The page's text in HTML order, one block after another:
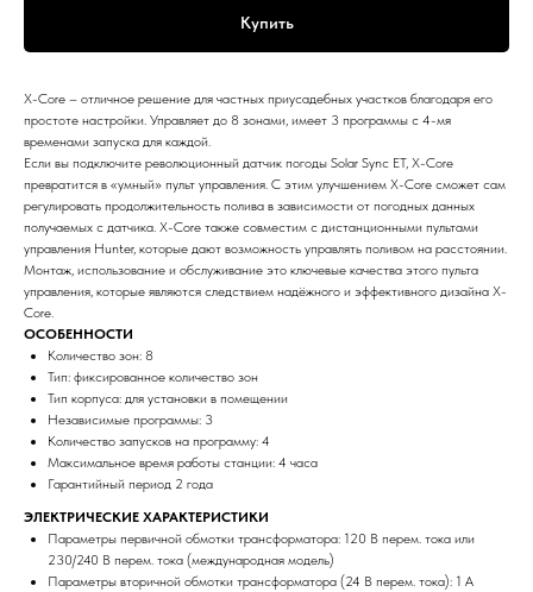
Купить
X-Core – отличное решение для частных приусадебных участков благодаря его
простоте настройки. Управляет до 8 зонами, имеет 3 программы с 4-мя
временами запуска для каждой.
Если вы подключите революционный датчик погоды Solar Sync ET, X-Core
превратится в «умный» пульт управления. С этим улучшением X-Core сможет сам
регулировать продолжительность полива в зависимости от погодных данных
получаемых с датчика. X-Core также совместим с дистанционными пультами
управления Hunter, которые дают возможность управлять поливом на расстоянии.
Монтаж, использование и обслуживание это ключевые качества этого пульта
управления, которые являются следствием надёжного и эффективного дизайна X-
Core.
ОСОБЕННОСТИ
Количество зон: 8
Тип: фиксированное количество зон
Тип корпуса: для установки в помещении
Независимые программы: 3
Количество запусков на программу: 4
Максимальное время работы станции: 4 часа
Гарантийный период 2 года
ЭЛЕКТРИЧЕСКИЕ ХАРАКТЕРИСТИКИ
Параметры первичной обмотки трансформатора: 120 В перем. тока или
230/240 В перем. тока (международная модель)
Параметры вторичной обмотки трансформатора (24 В перем. тока): 1 A